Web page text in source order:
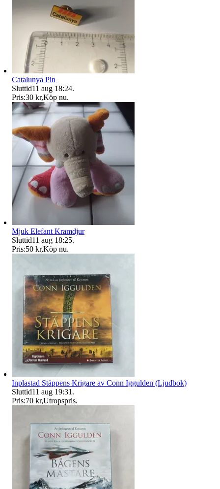
Catalunya Pin
Sluttid11 aug 18:24.
Pris:30 kr,Köp nu.
Mjuk Elefant Kramdjur
Sluttid11 aug 18:25.
Pris:50 kr,Köp nu.
Inplastad Stäppens Krigare av Conn Iggulden (Ljudbok)
Sluttid11 aug 19:31 .
Pris:70 kr,Utropspris.